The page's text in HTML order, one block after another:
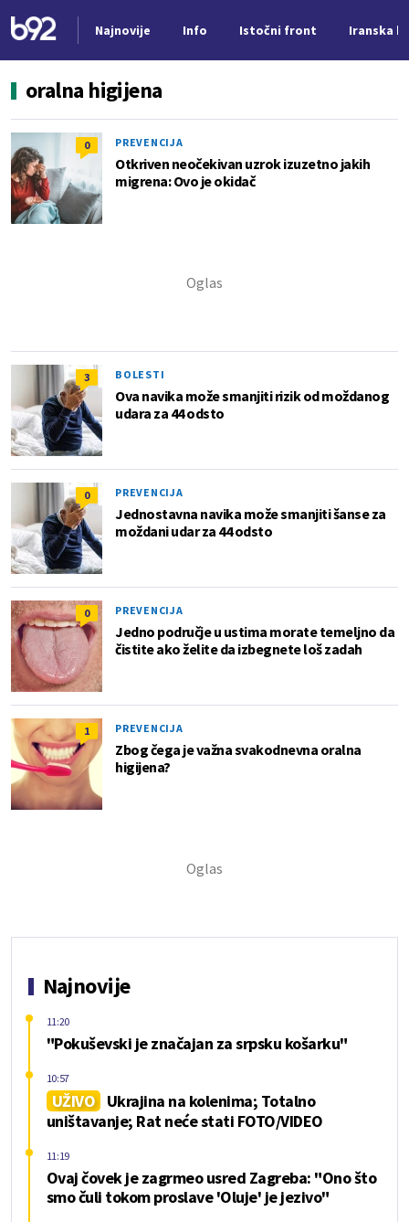
Najnovije Info Istočni front Iranska
oralna higijena
0 PREVENCIJA
Otkriven neočekivan uzrok izuzetno jakih
migrena: Ovo je okidač
3 BOLESTI
Ova navika može smanjiti rizik od moždanog
udara za 44 odsto
0 PREVENCIJA
Jednostavna navika može smanjiti šanse za
moždani udar za 44 odsto
0 PREVENCIJA
Jedno područje u ustima morate temeljno da
čistite ako želite da izbegnete loš zadah
1 PREVENCIJA
Zbog čega je važna svakodnevna oralna
higijena?
Najnovije
"Pokuševski je značajan za srpsku košarku"
11:20
UŽIVO
Ukrajina na kolenima; Totalno
uništavanje; Rat neće stati FOTO/VIDEO
10:57
Ovaj čovek je zagrmeo usred Zagreba: "Ono što
smo čuli tokom proslave 'Oluje' je jezivo"
11:19